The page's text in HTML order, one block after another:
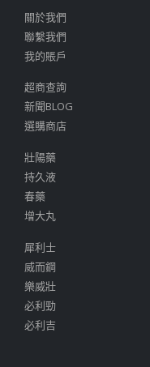
關於我們
聯繫我們
我的賬戶
超商查詢
新聞BLOG
選購商店
壯陽藥
持久液
春藥
增大丸
犀利士
威而鋼
樂威壯
必利勁
必利吉